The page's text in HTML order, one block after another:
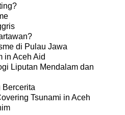
di Pulau Jawa
in Aceh Aid
Liputan Mendalam dan
Bercerita
Tsunami in Aceh